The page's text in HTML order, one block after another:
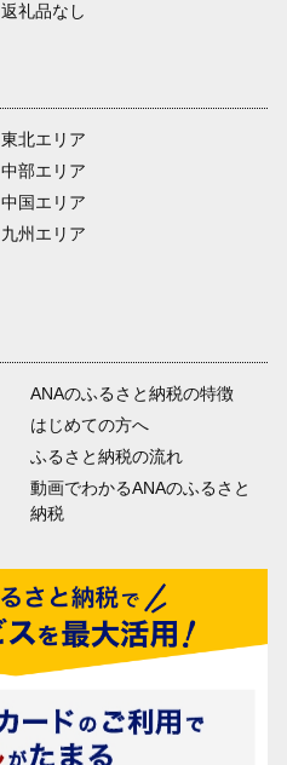
返礼品なし
東北エリア
中部エリア
中国エリア
九州エリア
ANAのふるさと納税の特徴
はじめての方へ
ふるさと納税の流れ
動画でわかるANAのふるさと
納税